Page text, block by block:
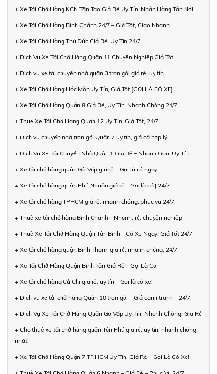
+ Xe Tải Chở Hàng KCN Tân Tạo Giá Rẻ Uy Tín, Nhận Hàng Tận Nơi
+ Xe Tải Chở Hàng Bình Chánh 24/7 – Giá Tốt, Giao Nhanh
+ Xe Tải Chở Hàng Thủ Đức Giá Rẻ, Uy Tín 24/7
+ Dịch Vụ Xe Tải Chở Hàng Quận 11 Chuyên Nghiệp Giá Tốt
+ Dịch vụ xe tải chuyển nhà quận 3 trọn gói giá rẻ, uy tín
+ Xe Tải Chở Hàng Hóc Môn Uy Tín, Giá Tốt [GỌI LÀ CÓ XE]
+ Xe Tải Chở Hàng Quận 8 Giá Rẻ, Uy Tín, Nhanh Chóng 24/7
+ Thuê Xe Tải Chở Hàng Quận 12 Uy Tín, Giá Tốt, 24/7
+ Dịch vụ chuyển nhà trọn gói Quận 7 uy tín, giá cả hợp lý
+ Dịch Vụ Xe Tải Chuyển Nhà Quận 1 Giá Rẻ – Nhanh Gọn, Uy Tín
+ Xe tải chở hàng quận Gò Vấp giá rẻ – Gọi là có ngay
+ Xe tải chở hàng quận Phú Nhuận giá rẻ – Gọi là có | 24/7
+ Xe tải chở hàng TPHCM giá rẻ, nhanh chóng, phục vụ 24/7
+ Thuê xe tải chở hàng Bình Chánh – Nhanh, rẻ, chuyên nghiệp
+ Thuê Xe Tải Chở Hàng Quận Tân Bình – Có Xe Ngay, Giá Tốt 24/7
+ Xe tải chở hàng quận Bình Thạnh giá rẻ, nhanh chóng, 24/7
+ Xe Tải Chở Hàng Quận Bình Tân Giá Rẻ – Gọi Là Có
+ Xe tải chở hàng Củ Chi giá rẻ, uy tín – Gọi là có xe!
+ Dịch vụ xe tải chở hàng Quận 10 trọn gói – Giá cạnh tranh – 24/7
+ Dịch Vụ Xe Tải Chở Hàng Quận Gò Vấp Uy Tín, Nhanh Chóng, Giá Rẻ
+ Cho thuê xe tải chở hàng quận Tân Phú giá rẻ, uy tín, nhanh chóng
nhất!
+ Xe Tải Chở Hàng Quận 7 TP.HCM Uy Tín, Giá Rẻ – Gọi Là Có Xe!